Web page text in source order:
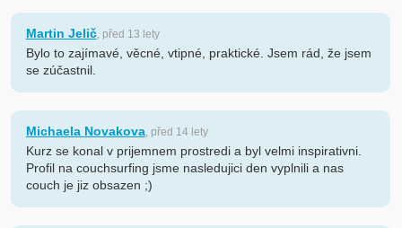
Martin Jelič, před 13 lety
Bylo to zajímavé, věcné, vtipné, praktické. Jsem rád, že jsem
se zúčastnil.
Michaela Novakova, před 14 lety
Kurz se konal v prijemnem prostredi a byl velmi inspirativni.
Profil na couchsurfing jsme nasledujici den vyplnili a nas
couch je jiz obsazen ;)